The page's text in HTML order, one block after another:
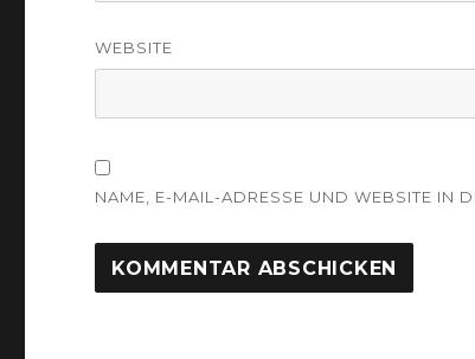
WEBSITE
NAME, E-MAIL-ADRESSE UND WEBSITE IN